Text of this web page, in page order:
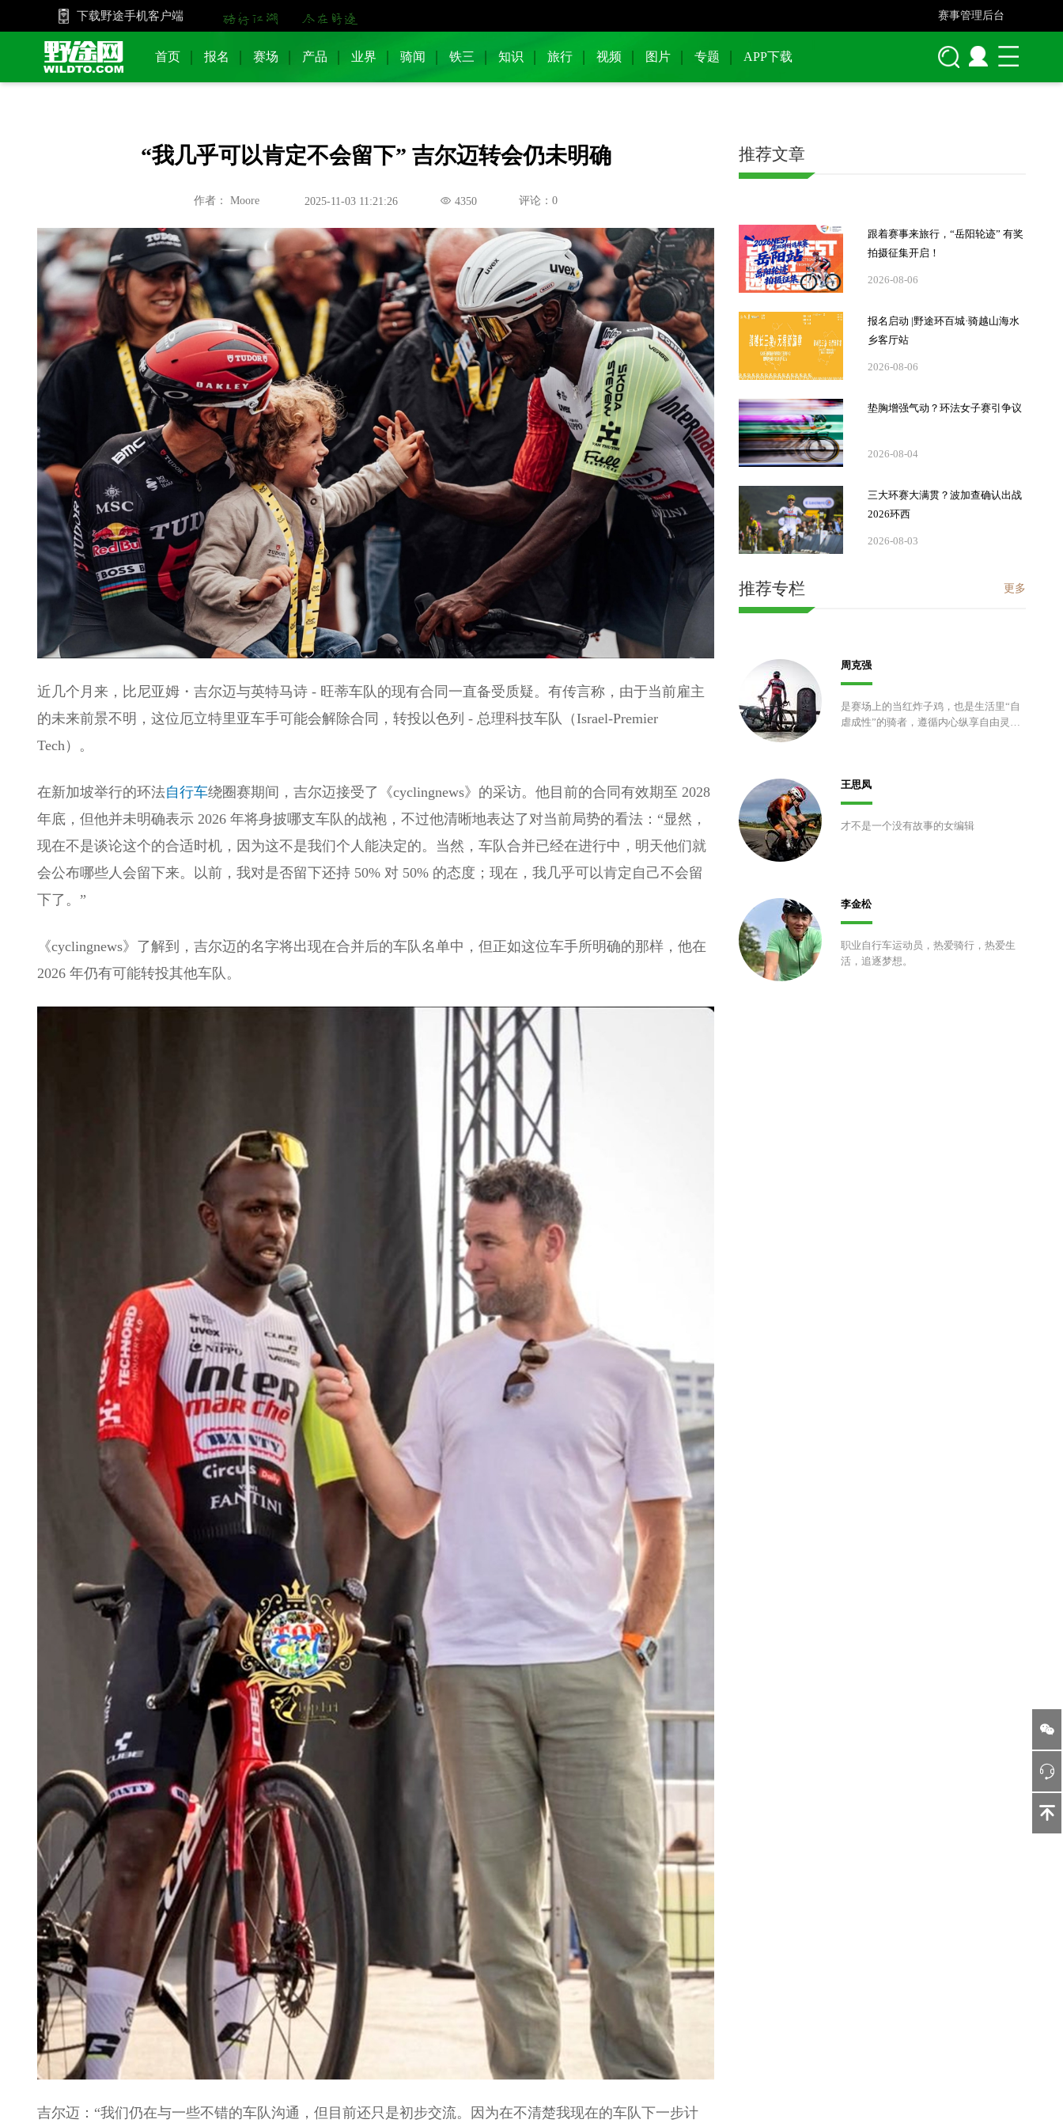
下载野途手机客户端 赛事管理后台
首页 报名 赛场 产品 业界 骑闻 铁三 知识 旅行 视频 图片 专题 APP下载
“我几乎可以肯定不会留下” 吉尔迈转会仍未明确
作者： Moore 2025-11-03 11:21:26 4350 评论：0
近几个月来，比尼亚姆・吉尔迈与英特马诗 - 旺蒂车队的现有合同一直备受质疑。有传言称，由于当前雇主
的未来前景不明，这位厄立特里亚车手可能会解除合同，转投以色列 - 总理科技车队（Israel-Premier
Tech）。
在新加坡举行的环法自行车绕圈赛期间，吉尔迈接受了《cyclingnews》的采访。他目前的合同有效期至 2028
年底，但他并未明确表示 2026 年将身披哪支车队的战袍，不过他清晰地表达了对当前局势的看法：“显然，
现在不是谈论这个的合适时机，因为这不是我们个人能决定的。当然，车队合并已经在进行中，明天他们就
会公布哪些人会留下来。以前，我对是否留下还持 50% 对 50% 的态度；现在，我几乎可以肯定自己不会留
下了。”
《cyclingnews》了解到，吉尔迈的名字将出现在合并后的车队名单中，但正如这位车手所明确的那样，他在
2026 年仍有可能转投其他车队。
吉尔迈：“我们仍在与一些不错的车队沟通，但目前还只是初步交流。因为在不清楚我现在的车队下一步计
推荐文章
跟着赛事来旅行，“岳阳轮迹” 有奖
拍摄征集开启！
2026-08-06
报名启动 |野途环百城·骑越山海水
乡客厅站
2026-08-06
垫胸增强气动？环法女子赛引争议
2026-08-04
三大环赛大满贯？波加查确认出战
2026环西
2026-08-03
推荐专栏 更多
周克强
是赛场上的当红炸子鸡，也是生活里“自
虐成性”的骑者，遵循内心纵享自由灵
王思凤
才不是一个没有故事的女编辑
李金松
职业自行车运动员，热爱骑行，热爱生
活，追逐梦想。